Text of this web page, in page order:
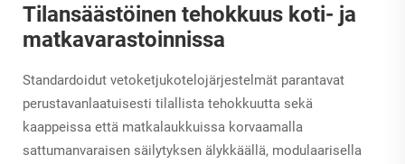
Tilansäästöinen tehokkuus koti- ja
matkavarastoinnissa
Standardoidut vetoketjukotelojärjestelmät parantavat
perustavanlaatuisesti tilallista tehokkuutta sekä
kaappeissa että matkalaukkuissa korvaamalla
sattumanvaraisen säilytyksen älykkäällä, modulaarisella